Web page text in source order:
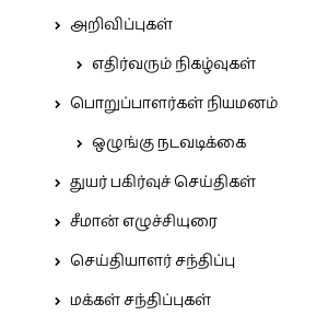
அறிவிப்புகள்
எதிர்வரும் நிகழ்வுகள்
பொறுப்பாளர்கள் நியமனம்
ஒழுங்கு நடவடிக்கை
துயர் பகிர்வுச் செய்திகள்
சீமான் எழுச்சியுரை
செய்தியாளர் சந்திப்பு
மக்கள் சந்திப்புகள்